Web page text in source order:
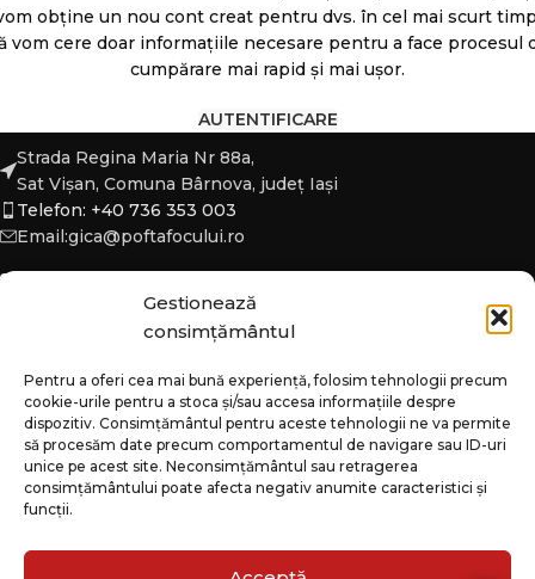
Gestionează
consimțământul
Pentru a oferi cea mai bună experiență, folosim tehnologii precum
cookie-urile pentru a stoca și/sau accesa informațiile despre
dispozitiv. Consimțământul pentru aceste tehnologii ne va permite
să procesăm date precum comportamentul de navigare sau ID-uri
unice pe acest site. Neconsimțământul sau retragerea
consimțământului poate afecta negativ anumite caracteristici și
funcții.
obține un nou cont creat pentru dvs. în cel mai scurt
vom cere doar informațiile necesare pentru a face procesul
cumpărare mai rapid și mai ușor.
AUTENTIFICARE
Strada Regina Maria Nr 88a,
Sat Vișan, Comuna Bârnova, județ Iași
Telefon: +40 736 353 003
Email:gica@poftafocului.ro
CATEGORII
INFO